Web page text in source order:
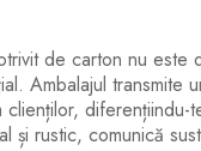
de carton nu este
Ambalajul transmite
și rustic, comunică